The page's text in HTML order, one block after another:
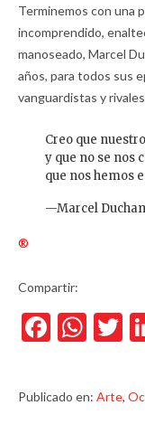
Terminemos con una
incomprendido,
manoseado, Marcel
años, para todos sus
vanguardistas y
Creo que
y que no se nos
que nos hemos
—Marcel
®
Compartir:
Publicado en: Arte,